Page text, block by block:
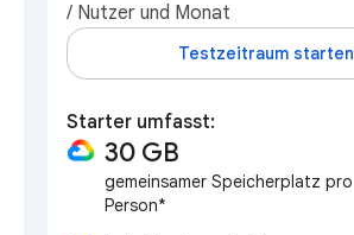
/ Nutzer und Monat
Testzeitraum starten
Starter umfasst:
30 GB
gemeinsamer Speicherplatz pro
Person*